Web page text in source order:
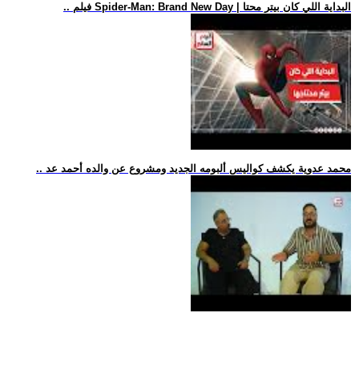
.. فيلم Spider-Man: Brand New Day | البداية اللي كان بيتر محتا
.. محمد عدوية يكشف كواليس ألبومه الجديد ومشروع عن والده أحمد عد